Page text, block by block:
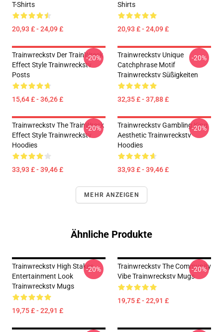
T-Shirts
20,93 £ - 24,09 £
Shirts
20,93 £ - 24,09 £
Trainwreckstv Der TrainWreck
Effect Style Trainwreckstv
Posts
15,64 £ - 36,26 £
-20%
Trainwreckstv Unique
Catchphrase Motif
Trainwreckstv Süßigkeiten
32,35 £ - 37,88 £
-20%
Trainwreckstv The TrainWreck
Effect Style Trainwreckstv
Hoodies
33,93 £ - 39,46 £
-20%
Trainwreckstv Gambling King
Aesthetic Trainwreckstv
Hoodies
33,93 £ - 39,46 £
-20%
MEHR ANZEIGEN
Ähnliche Produkte
Trainwreckstv High Stakes
Entertainment Look
Trainwreckstv Mugs
19,75 £ - 22,91 £
-20%
Trainwreckstv The Community
Vibe Trainwreckstv Mugs
19,75 £ - 22,91 £
-20%